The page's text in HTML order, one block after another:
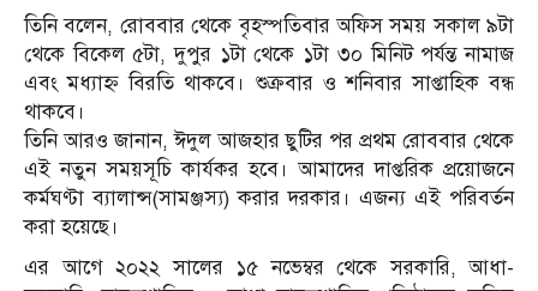
তিনি বলেন, রোববার থেকে বৃহস্পতিবার অফিস সময় সকাল ৯টা
থেকে বিকেল ৫টা, দুপুর ১টা থেকে ১টা ৩০ মিনিট পর্যন্ত নামাজ
এবং মধ্যাহ্ন বিরতি থাকবে। শুক্রবার ও শনিবার সাপ্তাহিক বন্ধ
থাকবে।
তিনি আরও জানান, ঈদুল আজহার ছুটির পর প্রথম রোববার থেকে
এই নতুন সময়সূচি কার্যকর হবে। আমাদের দাপ্তরিক প্রয়োজনে
কর্মঘণ্টা ব্যালান্স(সামঞ্জস্য) করার দরকার। এজন্য এই পরিবর্তন
করা হয়েছে।
এর আগে ২০২২ সালের ১৫ নভেম্বর থেকে সরকারি, আধা-